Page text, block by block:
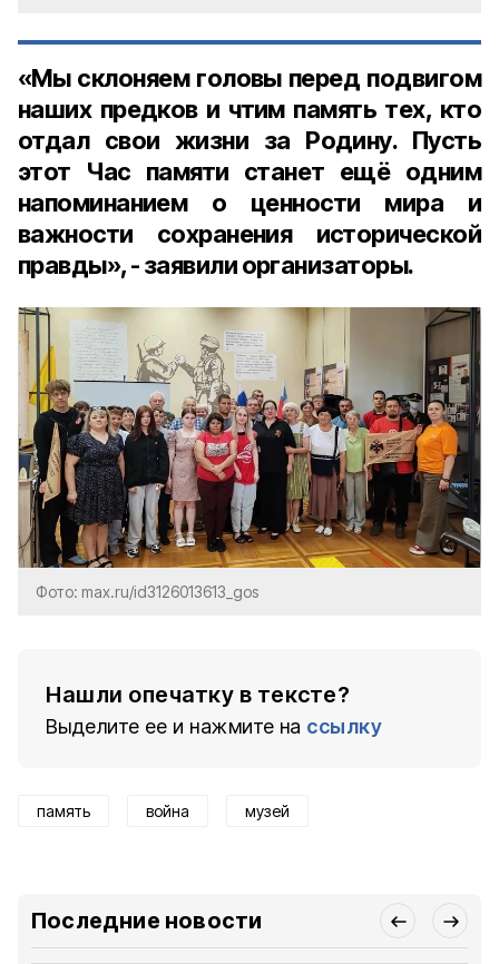
«Мы склоняем головы перед подвигом
наших предков и чтим память тех, кто
отдал свои жизни за Родину. Пусть
этот Час памяти станет ещё одним
напоминанием о ценности мира и
важности сохранения исторической
правды», - заявили организаторы.
Фото: max.ru/id3126013613_gos
Нашли опечатку в тексте?
Выделите ее и нажмите на ссылку
память война музей
Последние новости